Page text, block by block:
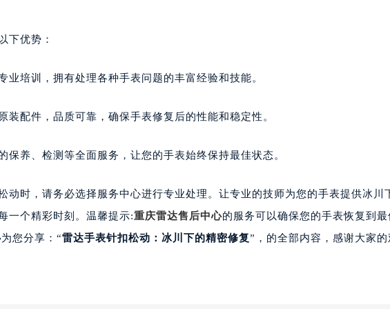
优势：
培训，拥有处理各种手表问题的丰富经验和技能。
配件，品质可靠，确保手表修复后的性能和稳定性。
养、检测等全面服务，让您的手表始终保持最佳状态。
时，请务必选择服务中心进行专业处理。让专业的技师为您的手表提供冰川
一个精彩时刻。温馨提示:重庆雷达售后中心的服务可以确保您的手表恢复到最
为您分享：“雷达手表针扣松动：冰川下的精密修复”，的全部内容，感谢大家的